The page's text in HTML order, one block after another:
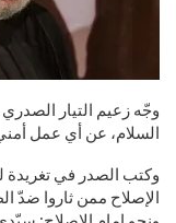
وجّه زعيم التيار
السلام، عن أي عمل أمني
الإصلاح ممن ثاروا ضدّ